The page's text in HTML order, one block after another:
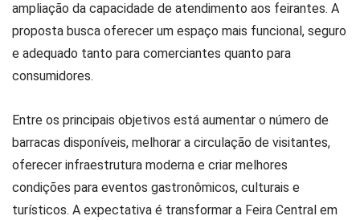
ampliação da capacidade de atendimento aos feirantes. A
proposta busca oferecer um espaço mais funcional, seguro
e adequado tanto para comerciantes quanto para
consumidores.
Entre os principais objetivos está aumentar o número de
barracas disponíveis, melhorar a circulação de visitantes,
oferecer infraestrutura moderna e criar melhores
condições para eventos gastronômicos, culturais e
turísticos. A expectativa é transformar a Feira Central em